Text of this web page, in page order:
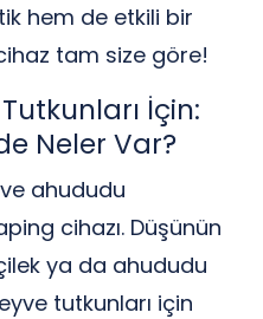
hem de etkili bir
tam size göre!
İçin:
Neler Var?
ahududu
cihazı. Düşünün
ya da ahududu
tutkunları için